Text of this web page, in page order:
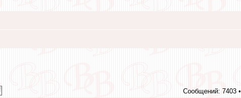
Сообщений: 7403 •